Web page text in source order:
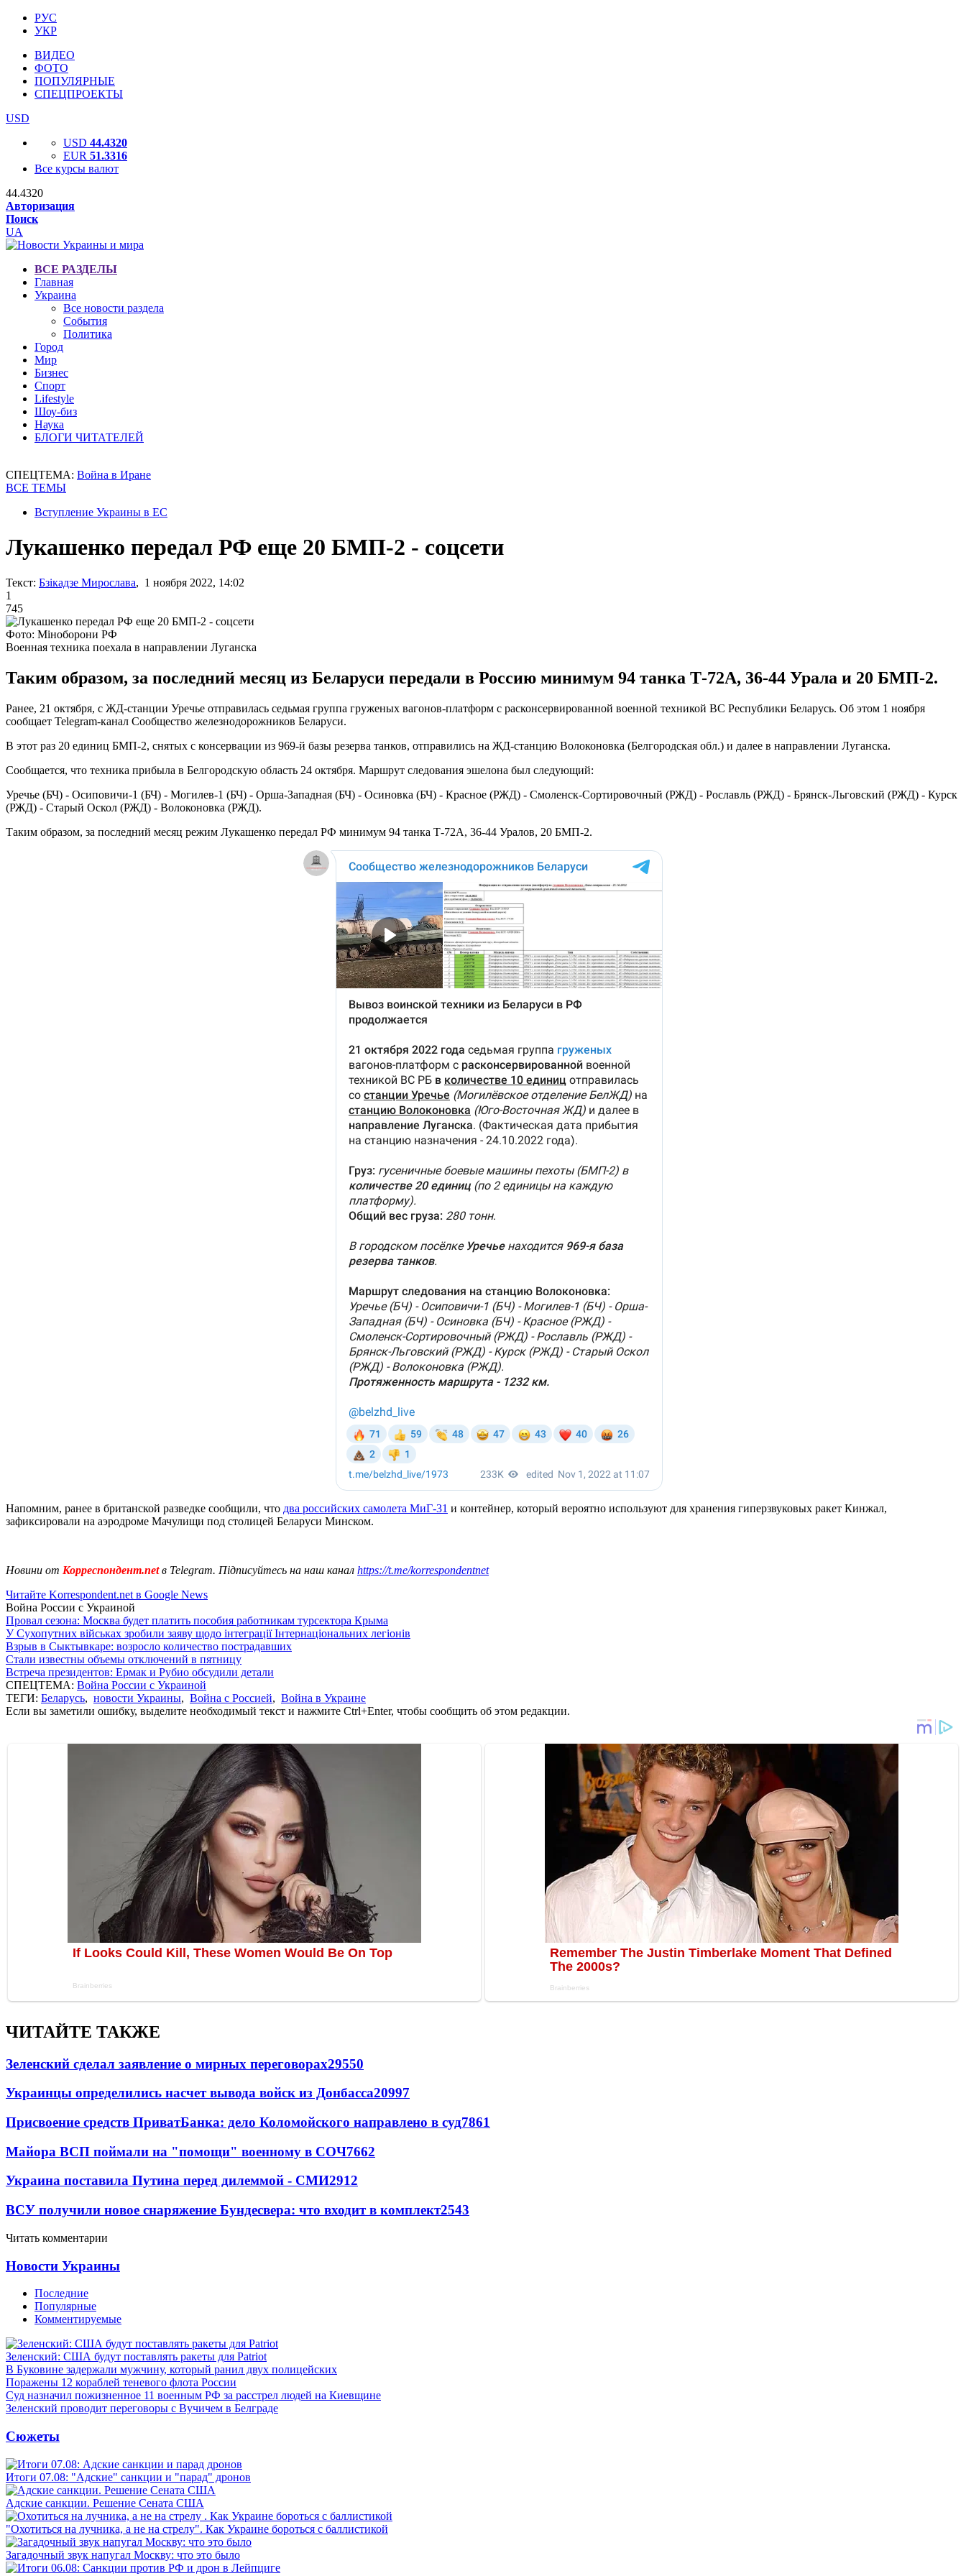
РУС
УКР
ВИДЕО
ФОТО
ПОПУЛЯРНЫЕ
СПЕЦПРОЕКТЫ
USD
USD 44.4320
EUR 51.3316
Все курсы валют
44.4320
Авторизация
Поиск
UA
ВСЕ РАЗДЕЛЫ
Главная
Украина
Все новости раздела
События
Политика
Город
Мир
Бизнес
Спорт
Lifestyle
Шоу-биз
Наука
БЛОГИ ЧИТАТЕЛЕЙ
СПЕЦТЕМА: Война в Иране
ВСЕ ТЕМЫ
Вступление Украины в ЕС
Лукашенко передал РФ еще 20 БМП-2 - соцсети
Текст: Бзікадзе Мирослава, 1 ноября 2022, 14:02
1
745
Фото: Міноборони РФ
Военная техника поехала в направлении Луганска
Таким образом, за последний месяц из Беларуси передали в Россию минимум 94 танка Т-72А, 36-44 Урала и 20 БМП-2.
Ранее, 21 октября, с ЖД-станции Уречье отправилась седьмая группа груженых вагонов-платформ с расконсервированной военной техникой ВС Республики Беларусь. Об этом 1 ноября
сообщает Telegram-канал Сообщество железнодорожников Беларуси.
В этот раз 20 единиц БМП-2, снятых с консервации из 969-й базы резерва танков, отправились на ЖД-станцию Волоконовка (Белгородская обл.) и далее в направлении Луганска.
Сообщается, что техника прибыла в Белгородскую область 24 октября. Маршрут следования эшелона был следующий:
Уречье (БЧ) - Осиповичи-1 (БЧ) - Могилев-1 (БЧ) - Орша-Западная (БЧ) - Осиновка (БЧ) - Красное (РЖД) - Смоленск-Сортировочный (РЖД) - Рославль (РЖД) - Брянск-Льговский (РЖД) - Курск
(РЖД) - Старый Оскол (РЖД) - Волоконовка (РЖД).
Таким образом, за последний месяц режим Лукашенко передал РФ минимум 94 танка Т-72А, 36-44 Уралов, 20 БМП-2.
Напомним, ранее в британской разведке сообщили, что два российских самолета МиГ-31 и контейнер, который вероятно используют для хранения гиперзвуковых ракет Кинжал,
зафиксировали на аэродроме Мачулищи под столицей Беларуси Минском.
Новини от Корреспондент.netв Telegram. Підписуйтесь на наш канал https://t.me/korrespondentnet
Читайте Korrespondent.net в Google News
Война России с Украиной
Провал сезона: Москва будет платить пособия работникам турсектора Крыма
У Сухопутних військах зробили заяву щодо інтеграції Інтернаціональних легіонів
Взрыв в Сыктывкаре: возросло количество пострадавших
Стали известны объемы отключений в пятницу
Встреча президентов: Ермак и Рубио обсудили детали
СПЕЦТЕМА: Война России с Украиной
ТЕГИ: Беларусь, новости Украины, Война с Россией, Война в Украине
Если вы заметили ошибку, выделите необходимый текст и нажмите Ctrl+Enter, чтобы сообщить об этом редакции.
ЧИТАЙТЕ ТАКЖЕ
Зеленский сделал заявление о мирных переговорах29550
Украинцы определились насчет вывода войск из Донбасса20997
Присвоение средств ПриватБанка: дело Коломойского направлено в суд7861
Майора ВСП поймали на "помощи" военному в СОЧ7662
Украина поставила Путина перед дилеммой - СМИ2912
ВСУ получили новое снаряжение Бундесвера: что входит в комплект2543
Читать комментарии
Новости Украины
Последние
Популярные
Комментируемые
Зеленский: США будут поставлять ракеты для Patriot
В Буковине задержали мужчину, который ранил двух полицейских
Поражены 12 кораблей теневого флота России
Суд назначил пожизненное 11 военным РФ за расстрел людей на Киевщине
Зеленский проводит переговоры с Вучичем в Белграде
Сюжеты
Итоги 07.08: "Адские" санкции и "парад" дронов
Адские санкции. Решение Сената США
"Охотиться на лучника, а не на стрелу". Как Украине бороться с баллистикой
Загадочный звук напугал Москву: что это было